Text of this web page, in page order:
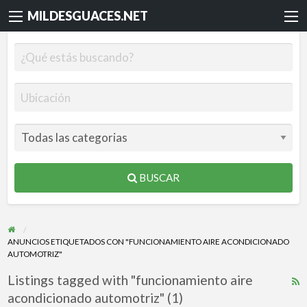
MILDESGUACES.NET
BUSCAR
ANUNCIOS ETIQUETADOS CON "FUNCIONAMIENTO AIRE ACONDICIONADO
AUTOMOTRIZ"
Listings tagged with "funcionamiento aire
acondicionado automotriz" (1)